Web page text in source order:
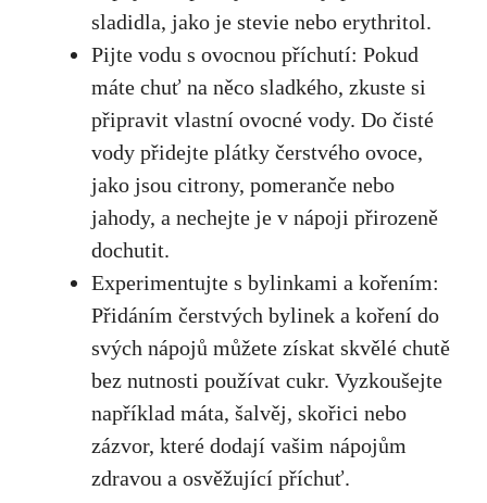
sladidla, jako je stevie nebo erythritol.
Pijte vodu s ⁢ovocnou⁤ příchutí: Pokud⁤
máte chuť ⁢na ‌něco sladkého, zkuste si
‌připravit vlastní‍ ovocné vody. Do čisté
vody přidejte plátky čerstvého ovoce,⁤
jako jsou citrony, pomeranče nebo ​
jahody, a nechejte je v⁤ nápoji přirozeně
dochutit.
Experimentujte⁣ s bylinkami a kořením:​
Přidáním‍ čerstvých bylinek ⁢a koření do
svých⁣ nápojů můžete získat skvělé chutě
bez nutnosti používat cukr.‍ Vyzkoušejte
například máta, šalvěj,‍ skořici ⁤nebo
zázvor, které​ dodají vašim nápojům
zdravou⁢ a osvěžující příchuť.